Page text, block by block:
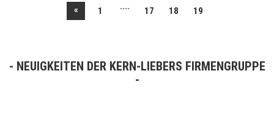
« 1 .... 17 18 19
NEUIGKEITEN DER KERN-LIEBERS FIRMENGRUPPE